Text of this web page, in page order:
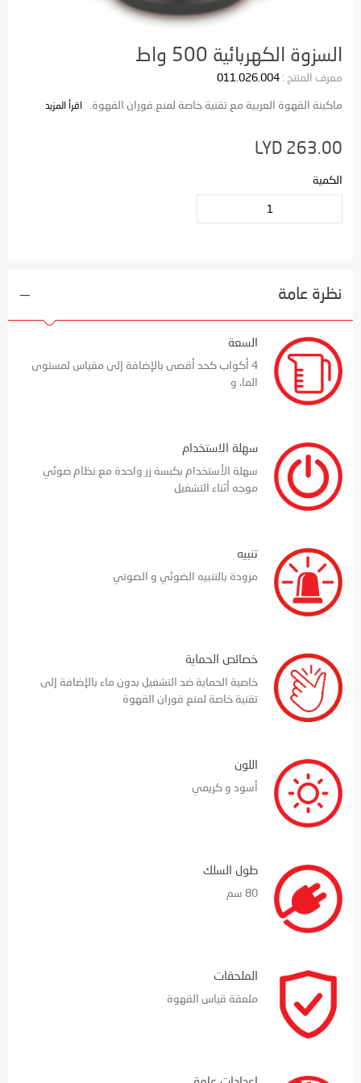
السزوة الكهربائية 500 واط
معرف المنتج : 011.026.004
ماكينة القهوة العربية مع تقنية خاصة لمنع فوران القهوة. اقرأ المزيد
LYD 263.00
الكمية
نظرة عامة
السعة
4 أكواب كحد أقصى بالإضافة إلى مقياس لمستوى
الما، و
سهلة الاستخدام
سهلة الأستخدام بكبسة زر واحدة مع نظام ضوئي
موجه أثناء التشغيل
تنبيه
مزودة بالتنبيه الضوئي و الصوتي
خصائص الحماية
خاصية الحماية ضد التشغيل بدون ماء بالإضافة إلى
تقنية خاصة لمنع فوران القهوة
اللون
أسود و كريمي
طول السلك
80 سم
الملحقات
ملعقة قياس القهوة